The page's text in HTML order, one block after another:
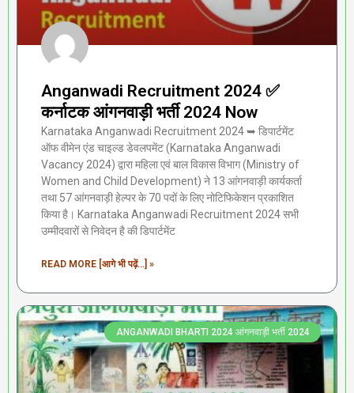
Anganwadi Recruitment 2024 ✅
कर्नाटक आंगनवाड़ी भर्ती 2024 Now
Karnataka Anganwadi Recruitment 2024 ➥ डिपार्टमेंट
ऑफ वीमेन एंड चाइल्ड डेवलपमेंट (Karnataka Anganwadi
Vacancy 2024) द्वारा महिला एवं बाल विकास विभाग (Ministry of
Women and Child Development) ने 13 आंगनवाड़ी कार्यकर्ता
तथा 57 आंगनवाड़ी हेल्पर के 70 पदों के लिए नोटिफिकेशन प्रकाशित
किया है। Karnataka Anganwadi Recruitment 2024 सभी
उम्मीदवारों से निवेदन है की डिपार्टमेंट
READ MORE [आगे भी पढ़ें...] »
ANGANWADI BHARTI 2024 आंगनवाड़ी भर्ती 2024